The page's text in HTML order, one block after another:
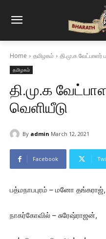
Home தமிழகம் தி.மு.க வேட்பாளர்
தமிழகம்
தி.மு.க
வெளியீடு
By admin March 12, 2021
Facebook
பத்மநாபபுரம் – மனோ தங்கராஜ்,
நாகர்கோவில் – சுரேஷ்ராஜன்,